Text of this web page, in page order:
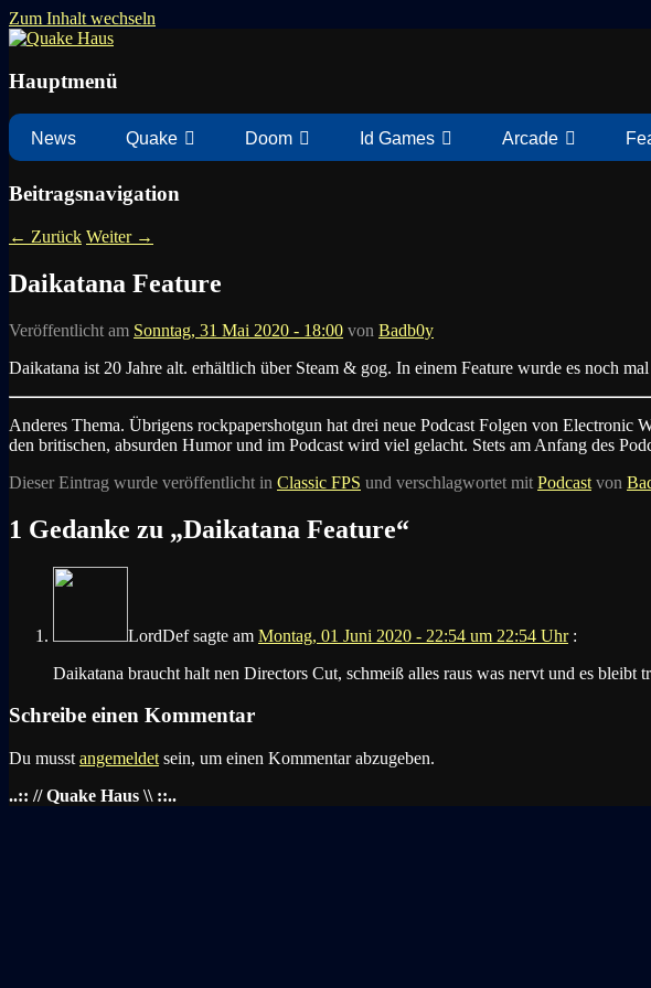
Zum Inhalt wechseln
Quake Haus
Hauptmenü
News Quake Doom Id Games Arcade
Beitragsnavigation
← Zurück Weiter →
Daikatana Feature
Veröffentlicht am Sonntag, 31 Mai 2020 - 18:00 von Badb0y
Daikatana ist 20 Jahre alt. erhältlich über Steam & gog. In einem Feature wurde es noch
Anderes Thema. Übrigens rockpapershotgun hat drei neue Podcast Folgen von
den britischen, absurden Humor und im Podcast wird viel gelacht. Stets am Anfang des
Dieser Eintrag wurde veröffentlicht in Classic FPS und verschlagwortet mit Podcast von
1 Gedanke zu „Daikatana Feature“
LordDefsagte am Montag, 01 Juni 2020 - 22:54 um 22:54 Uhr :
Daikatana braucht halt nen Directors Cut, schmeiß alles raus was nervt und es bleibt
Schreibe einen Kommentar
Du musst angemeldet sein, um einen Kommentar abzugeben.
..:: // Quake Haus \\ ::..